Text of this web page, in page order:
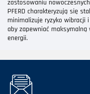
zastosowaniu
PFERD charakteryzują się
minimalizuje ryzyko wibracji
aby zapewniać
energii.